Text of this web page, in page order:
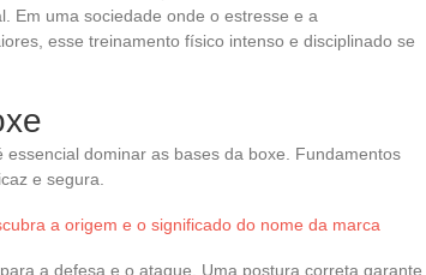
Em uma sociedade onde o estresse e a
esse treinamento físico intenso e disciplinado se
dominar as bases da boxe. Fundamentos
e segura.
a origem e o significado do nome da marca
a defesa e o ataque. Uma postura correta garante